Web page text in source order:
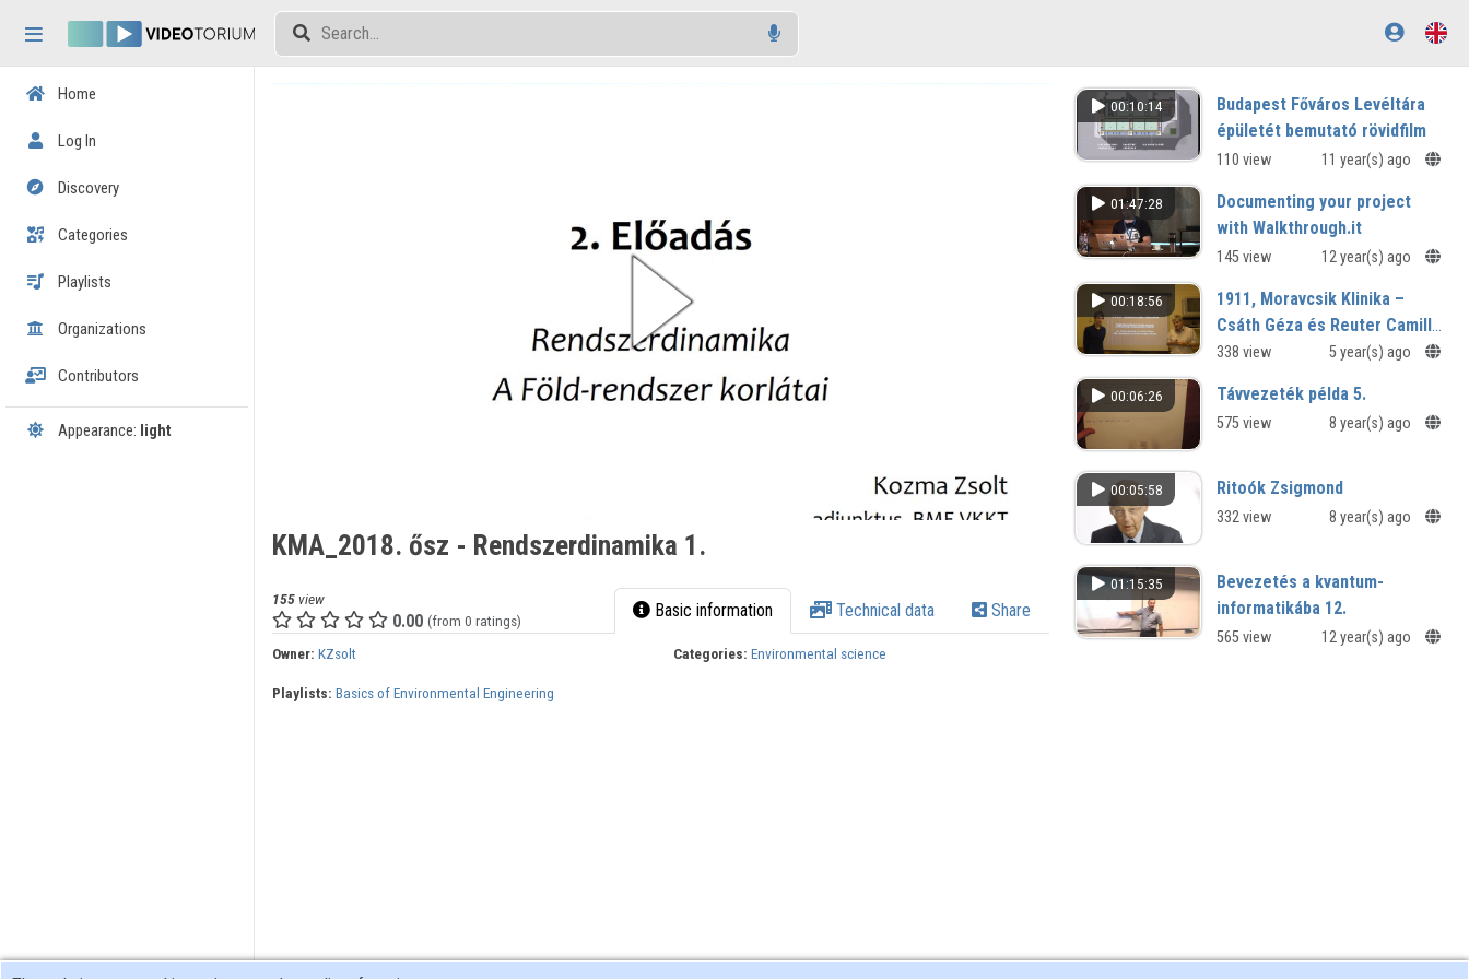
Home
Log In
Discovery
Categories
Playlists
Organizations
Contributors
Appearance: light
KMA_2018. ősz - Rendszerdinamika 1.
155view
0.00 (from 0 ratings) Basic information Technical data Share
Owner: KZsolt Categories: Environmental science
Playlists: Basics of Environmental Engineering
00:10:14
Budapest Főváros Levéltára
épületét bemutató rövidfilm
110 view 11 year(s) ago
01:47:28
Documenting your project
with Walkthrough.it
145 view 12 year(s) ago
00:18:56
1911, Moravcsik Klinika –
Csáth Géza és Reuter Camillo
paranoia-publikációinak
338 view 5 year(s) ago
00:06:26 Távvezeték példa 5.
575 view 8 year(s) ago
00:05:58 Ritoók Zsigmond
332 view 8 year(s) ago
01:15:35
Bevezetés a kvantum-
informatikába 12.
565 view 12 year(s) ago